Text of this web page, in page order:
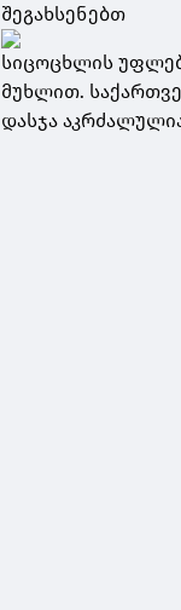
შეგახსენებთ
სიცოცხლის
მუხლით.
დასჯა